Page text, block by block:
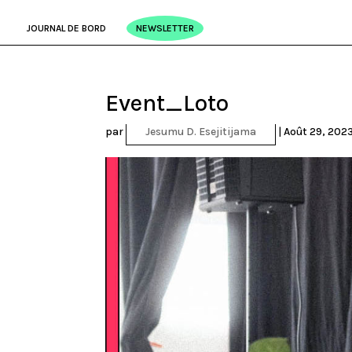
JOURNAL DE BORD NEWSLETTER
Event_Loto
par Jesumu D. Esejitijama |Août 29,